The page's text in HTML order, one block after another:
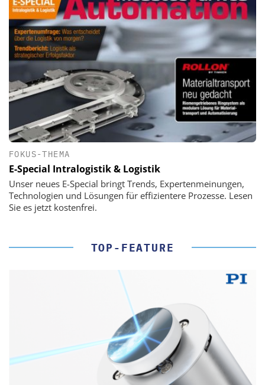
FOKUS-THEMA
E-Special Intralogistik & Logistik
Unser neues E-Special bringt Trends, Expertenmeinungen,
Technologien und Lösungen für effizientere Prozesse. Lesen
Sie es jetzt kostenfrei.
TOP-FEATURE